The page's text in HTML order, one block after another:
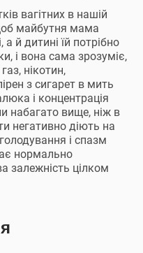
вагітних в нашій
майбутня мама
й дитині їй потрібно
і вона сама зрозуміє,
нікотин,
з сигарет в мить
і концентрація
набагато вище, ніж в
негативно діють на
і спазм
нормально
залежність цілком